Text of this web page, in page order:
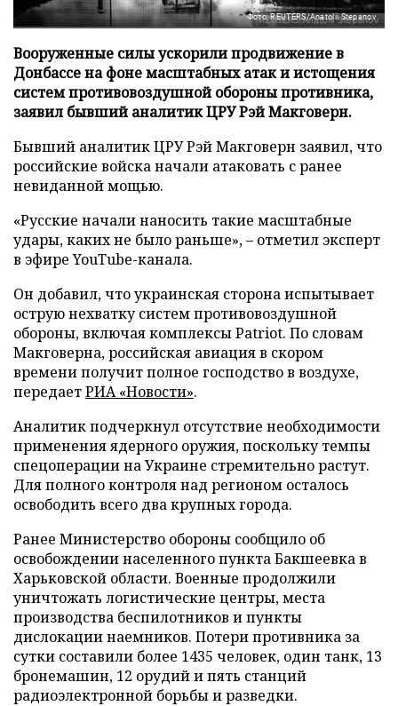
Фото: REUTERS/Anatolii Stepanov
Вооруженные силы ускорили продвижение в
Донбассе на фоне масштабных атак и истощения
систем противовоздушной обороны противника,
заявил бывший аналитик ЦРУ Рэй Макговерн.
Бывший аналитик ЦРУ Рэй Макговерн заявил, что
российские войска начали атаковать с ранее
невиданной мощью.
«Русские начали наносить такие масштабные
удары, каких не было раньше», – отметил эксперт
в эфире YouTube-канала.
Он добавил, что украинская сторона испытывает
острую нехватку систем противовоздушной
обороны, включая комплексы Patriot. По словам
Макговерна, российская авиация в скором
времени получит полное господство в воздухе,
передаетРИА «Новости».
Аналитик подчеркнул отсутствие необходимости
применения ядерного оружия, поскольку темпы
спецоперации на Украине стремительно растут.
Для полного контроля над регионом осталось
освободить всего два крупных города.
Ранее Министерство обороны сообщило об
освобождении населенного пункта Бакшеевка в
Харьковской области. Военные продолжили
уничтожать логистические центры, места
производства беспилотников и пункты
дислокации наемников. Потери противника за
сутки составили более 1435 человек, один танк, 13
бронемашин, 12 орудий и пять станций
радиоэлектронной борьбы и разведки.